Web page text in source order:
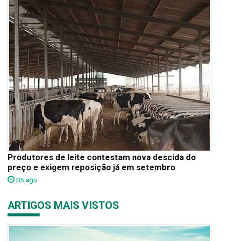
Produtores de leite contestam nova descida do
preço e exigem reposição já em setembro
05 ago
ARTIGOS MAIS VISTOS